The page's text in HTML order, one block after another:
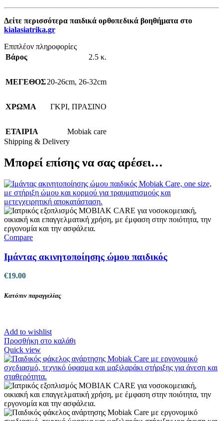
Δείτε περισσότερα παιδικά ορθοπεδικά βοηθήματα στο
kialasiatrika.gr
Επιπλέον πληροφορίες
Βάρος
2.5 κ.
ΜΕΓΕΘΟΣ20-26cm, 26-32cm
ΧΡΩΜΑ ΓΚΡΙ, ΠΡΑΣΙΝΟ
ΕΤΑΙΡΙΑ
Mobiak care
Shipping & Delivery
Μπορεί επίσης να σας αρέσει…
Compare
Ιμάντας ακινητοποίησης ώμου παιδικός
€19.00
Κατόπιν παραγγελίας
Add to wishlist
Προσθήκη στο καλάθι
Quick view